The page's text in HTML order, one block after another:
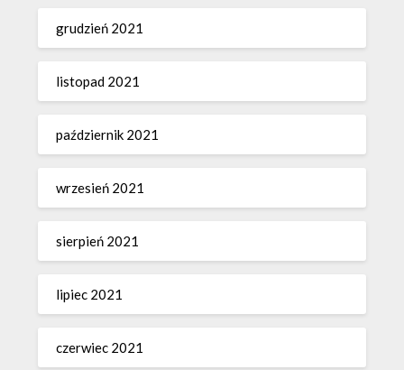
grudzień 2021
listopad 2021
październik 2021
wrzesień 2021
sierpień 2021
lipiec 2021
czerwiec 2021